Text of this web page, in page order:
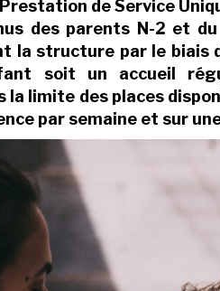
de Service
des parents N-2 et
la structure par le biais
soit un accueil
la limite des places
par semaine et sur